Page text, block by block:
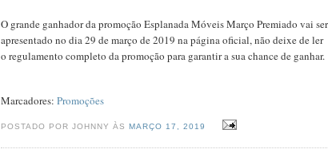
O grande ganhador da promoção Esplanada Móveis Março Premiado vai ser
apresentado no dia 29 de março de 2019 na página oficial, não deixe de ler
o regulamento completo da promoção para garantir a sua chance de ganhar.
Marcadores: Promoções
POSTADO POR JOHNNY ÀSMARÇO 17, 2019